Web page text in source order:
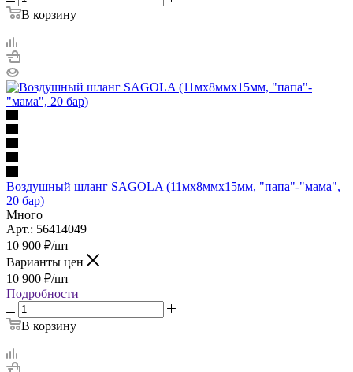
В корзину
Воздушный шланг SAGOLA (11мх8ммх15мм, "папа"-"мама",
20 бар)
Много
Арт.: 56414049
10 900 ₽/шт
Варианты цен
10 900 ₽/шт
Подробности
В корзину